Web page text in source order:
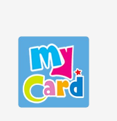
如何成為三界最
無限可能！
無損換】
心資源浪費，等級
！4大陣營任你挑
養心儀陣容，靈活